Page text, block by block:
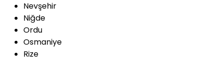
Nevşehir
Niğde
Ordu
Osmaniye
Rize